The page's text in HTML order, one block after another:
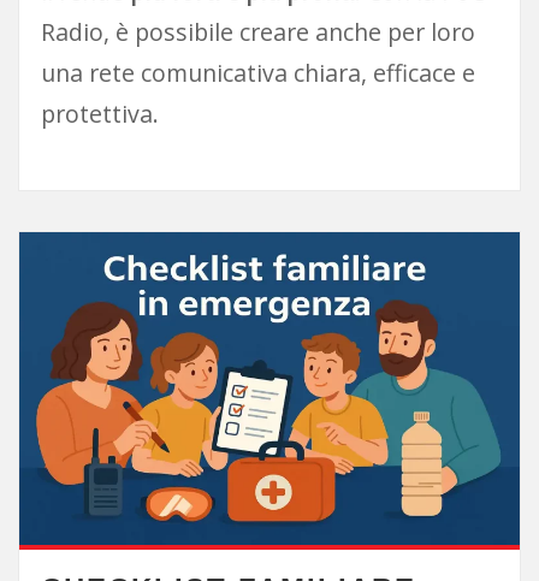
Radio, è possibile creare anche per loro
una rete comunicativa chiara, efficace e
protettiva.